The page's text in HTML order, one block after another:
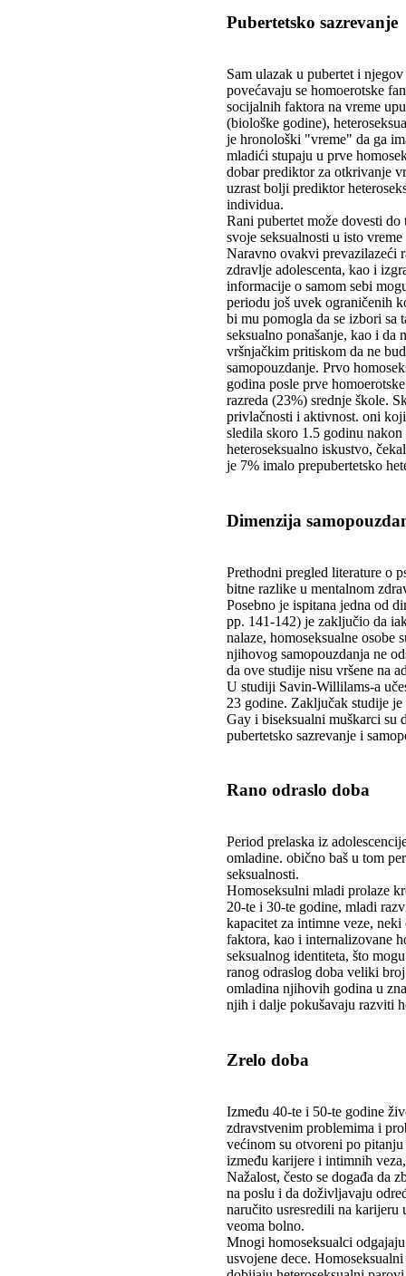
Pubertetsko sazrevanje
Sam ulazak u pubertet i
povećavaju se homoerotske
socijalnih faktora na vreme
(biološke godine),
je hronološki "vreme" da ga
mladići stupaju u prve
dobar prediktor za otkrivanje
uzrast bolji prediktor
individua.
Rani pubertet može dovesti do
svoje seksualnosti u isto
Naravno ovakvi prevazilazeći
zdravlje adolescenta, kao i
informacije o samom sebi
periodu još uvek ograničenih
bi mu pomogla da se izbori sa
seksualno ponašanje, kao i da
vršnjačkim pritiskom da ne
samopouzdanje. Prvo
godina posle prve
razreda (23%) srednje škole.
privlačnosti i aktivnost. oni
sledila skoro 1.5 godinu
heteroseksualno iskustvo,
je 7% imalo prepubertetsko
Dimenzija
Prethodni pregled literature o
bitne razlike u mentalnom
Posebno je ispitana jedna od
pp. 141-142) je zaključio da
nalaze, homoseksualne osobe
njihovog samopouzdanja ne
da ove studije nisu vršene na
U studiji Savin-Willilams-a
23 godine. Zaključak studije
Gay i biseksualni muškarci su
pubertetsko sazrevanje i
Rano odraslo doba
Period prelaska iz
omladine. obično baš u tom
seksualnosti.
Homoseksulni mladi prolaze
20-te i 30-te godine, mladi
kapacitet za intimne veze,
faktora, kao i internalizovane
seksualnog identiteta, što
ranog odraslog doba veliki
omladina njihovih godina u
njih i dalje pokušavaju razviti
Zrelo doba
Između 40-te i 50-te godine
zdravstvenim problemima i
većinom su otvoreni po
između karijere i intimnih
Nažalost, često se događa da
na poslu i da doživljavaju
naručito usresredili na karijeru
veoma bolno.
Mnogi homoseksualci
usvojene dece.